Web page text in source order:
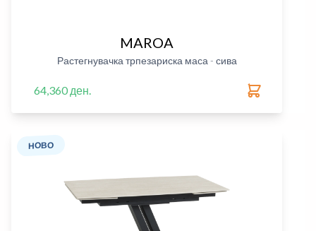
MAROA
Растегнувачка трпезариска маса - сива
64,360 ден.
НОВО